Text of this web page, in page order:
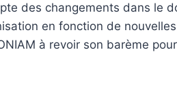
des changements dans le
en fonction de
à revoir son barème